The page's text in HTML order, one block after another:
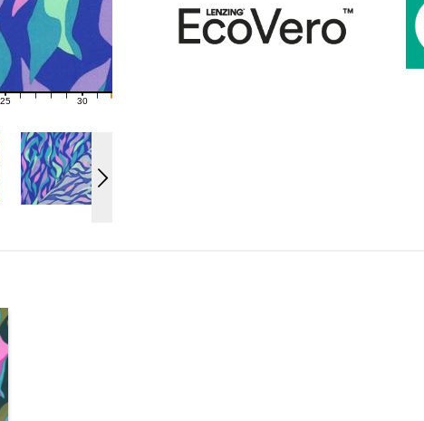
26 27 28 29 30 31